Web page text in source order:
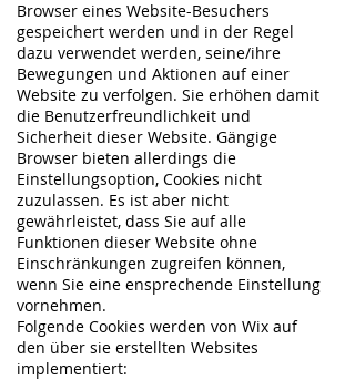
Browser eines Website-Besuchers
gespeichert werden und in der Regel
dazu verwendet werden, seine/ihre
Bewegungen und Aktionen auf einer
Website zu verfolgen. Sie erhöhen damit
die Benutzerfreundlichkeit und
Sicherheit dieser Website. Gängige
Browser bieten allerdings die
Einstellungsoption, Cookies nicht
zuzulassen. Es ist aber nicht
gewährleistet, dass Sie auf alle
Funktionen dieser Website ohne
Einschränkungen zugreifen können,
wenn Sie eine ensprechende Einstellung
vornehmen.
Folgende Cookies werden von Wix auf
den über sie erstellten Websites
implementiert: